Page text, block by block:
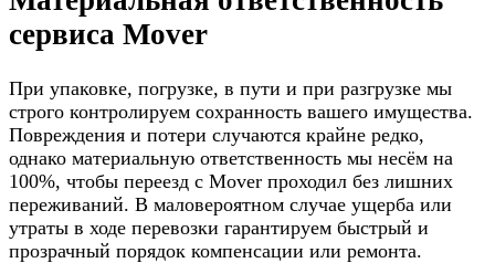
сервиса Mover
При упаковке, погрузке, в пути и при разгрузке мы
строго контролируем сохранность вашего имущества.
Повреждения и потери случаются крайне редко,
однако материальную ответственность мы несём на
100%, чтобы переезд с Mover проходил без лишних
переживаний. В маловероятном случае ущерба или
утраты в ходе перевозки гарантируем быстрый и
прозрачный порядок компенсации или ремонта.